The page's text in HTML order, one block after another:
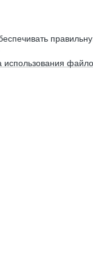
использования